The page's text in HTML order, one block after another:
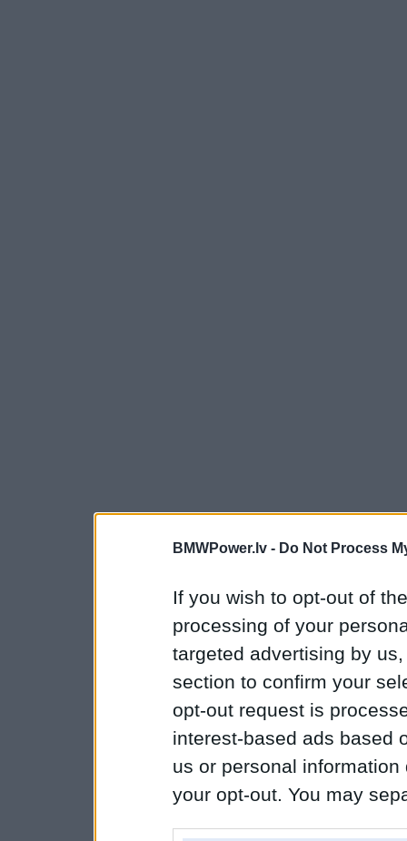
BMWPower.lv - Do Not Process
If you wish to opt-out of
processing of your
targeted advertising by
section to confirm your
opt-out request is
interest-based ads based
us or personal
your opt-out. You may